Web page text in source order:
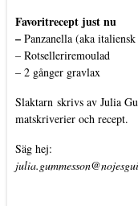
Favoritrecept just nu
– Panzanella (aka
– Rotselleriremoulad
– 2 gånger gravlax
Slaktarn skrivs av Julia
matskriverier och recept.
Säg hej: